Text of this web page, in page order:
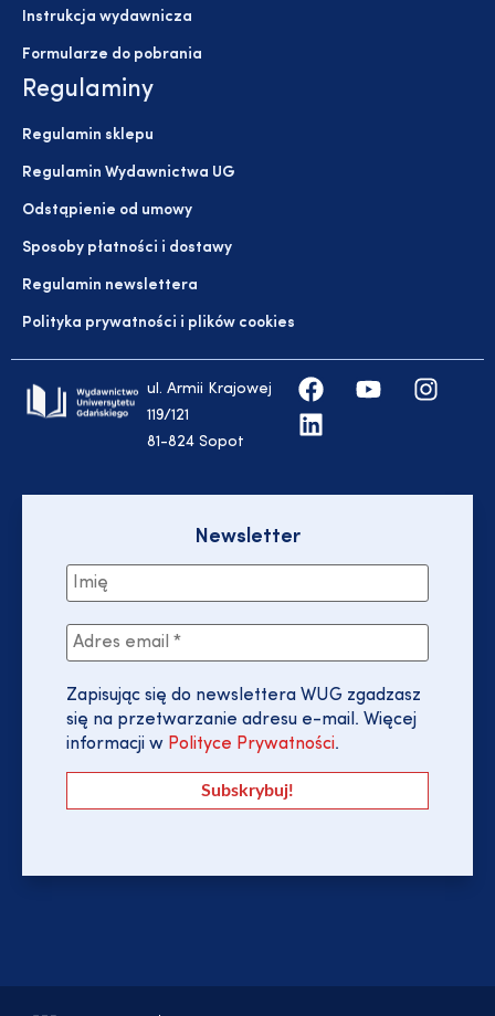
Instrukcja wydawnicza
Formularze do pobrania
Regulaminy
Regulamin sklepu
Regulamin Wydawnictwa UG
Odstąpienie od umowy
Sposoby płatności i dostawy
Regulamin newslettera
Polityka prywatności i plików cookies
ul. Armii Krajowej
119/121
81-824 Sopot
Newsletter
Zapisując się do newslettera WUG zgadzasz
się na przetwarzanie adresu e-mail. Więcej
informacji w Polityce Prywatności.